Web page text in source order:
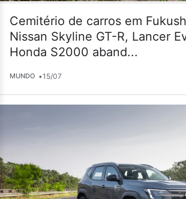
Cemitério de carros em
Nissan Skyline GT-R, Lancer
Honda S2000 aband...
MUNDO •15/07